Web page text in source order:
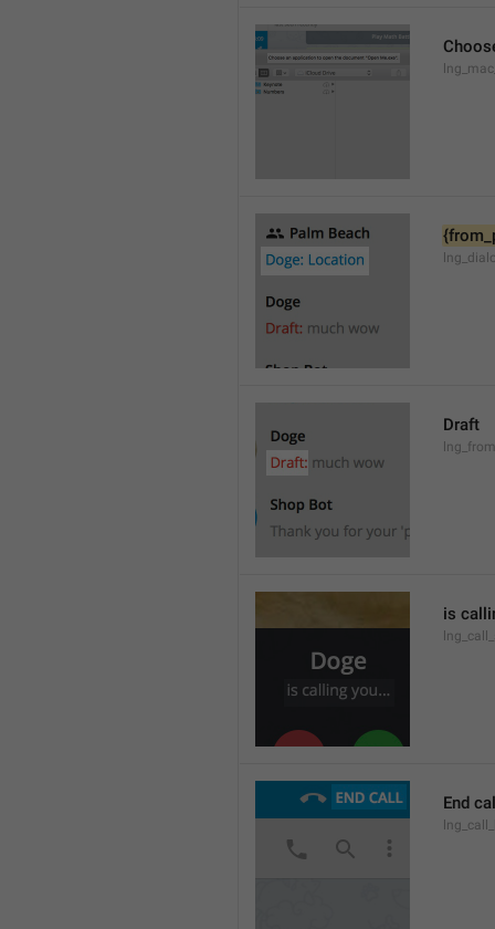
Draft
is
End